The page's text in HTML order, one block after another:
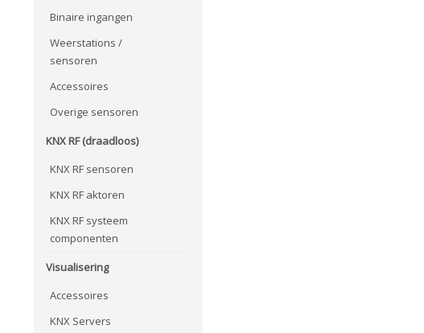
Binaire ingangen
Weerstations /
sensoren
Accessoires
Overige sensoren
KNX RF (draadloos)
KNX RF sensoren
KNX RF aktoren
KNX RF systeem
componenten
Visualisering
Accessoires
KNX Servers